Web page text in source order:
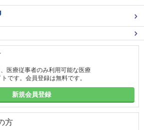
医療従事者のみ利用可能な医療
です。会員登録は無料です。
新規会員登録
方